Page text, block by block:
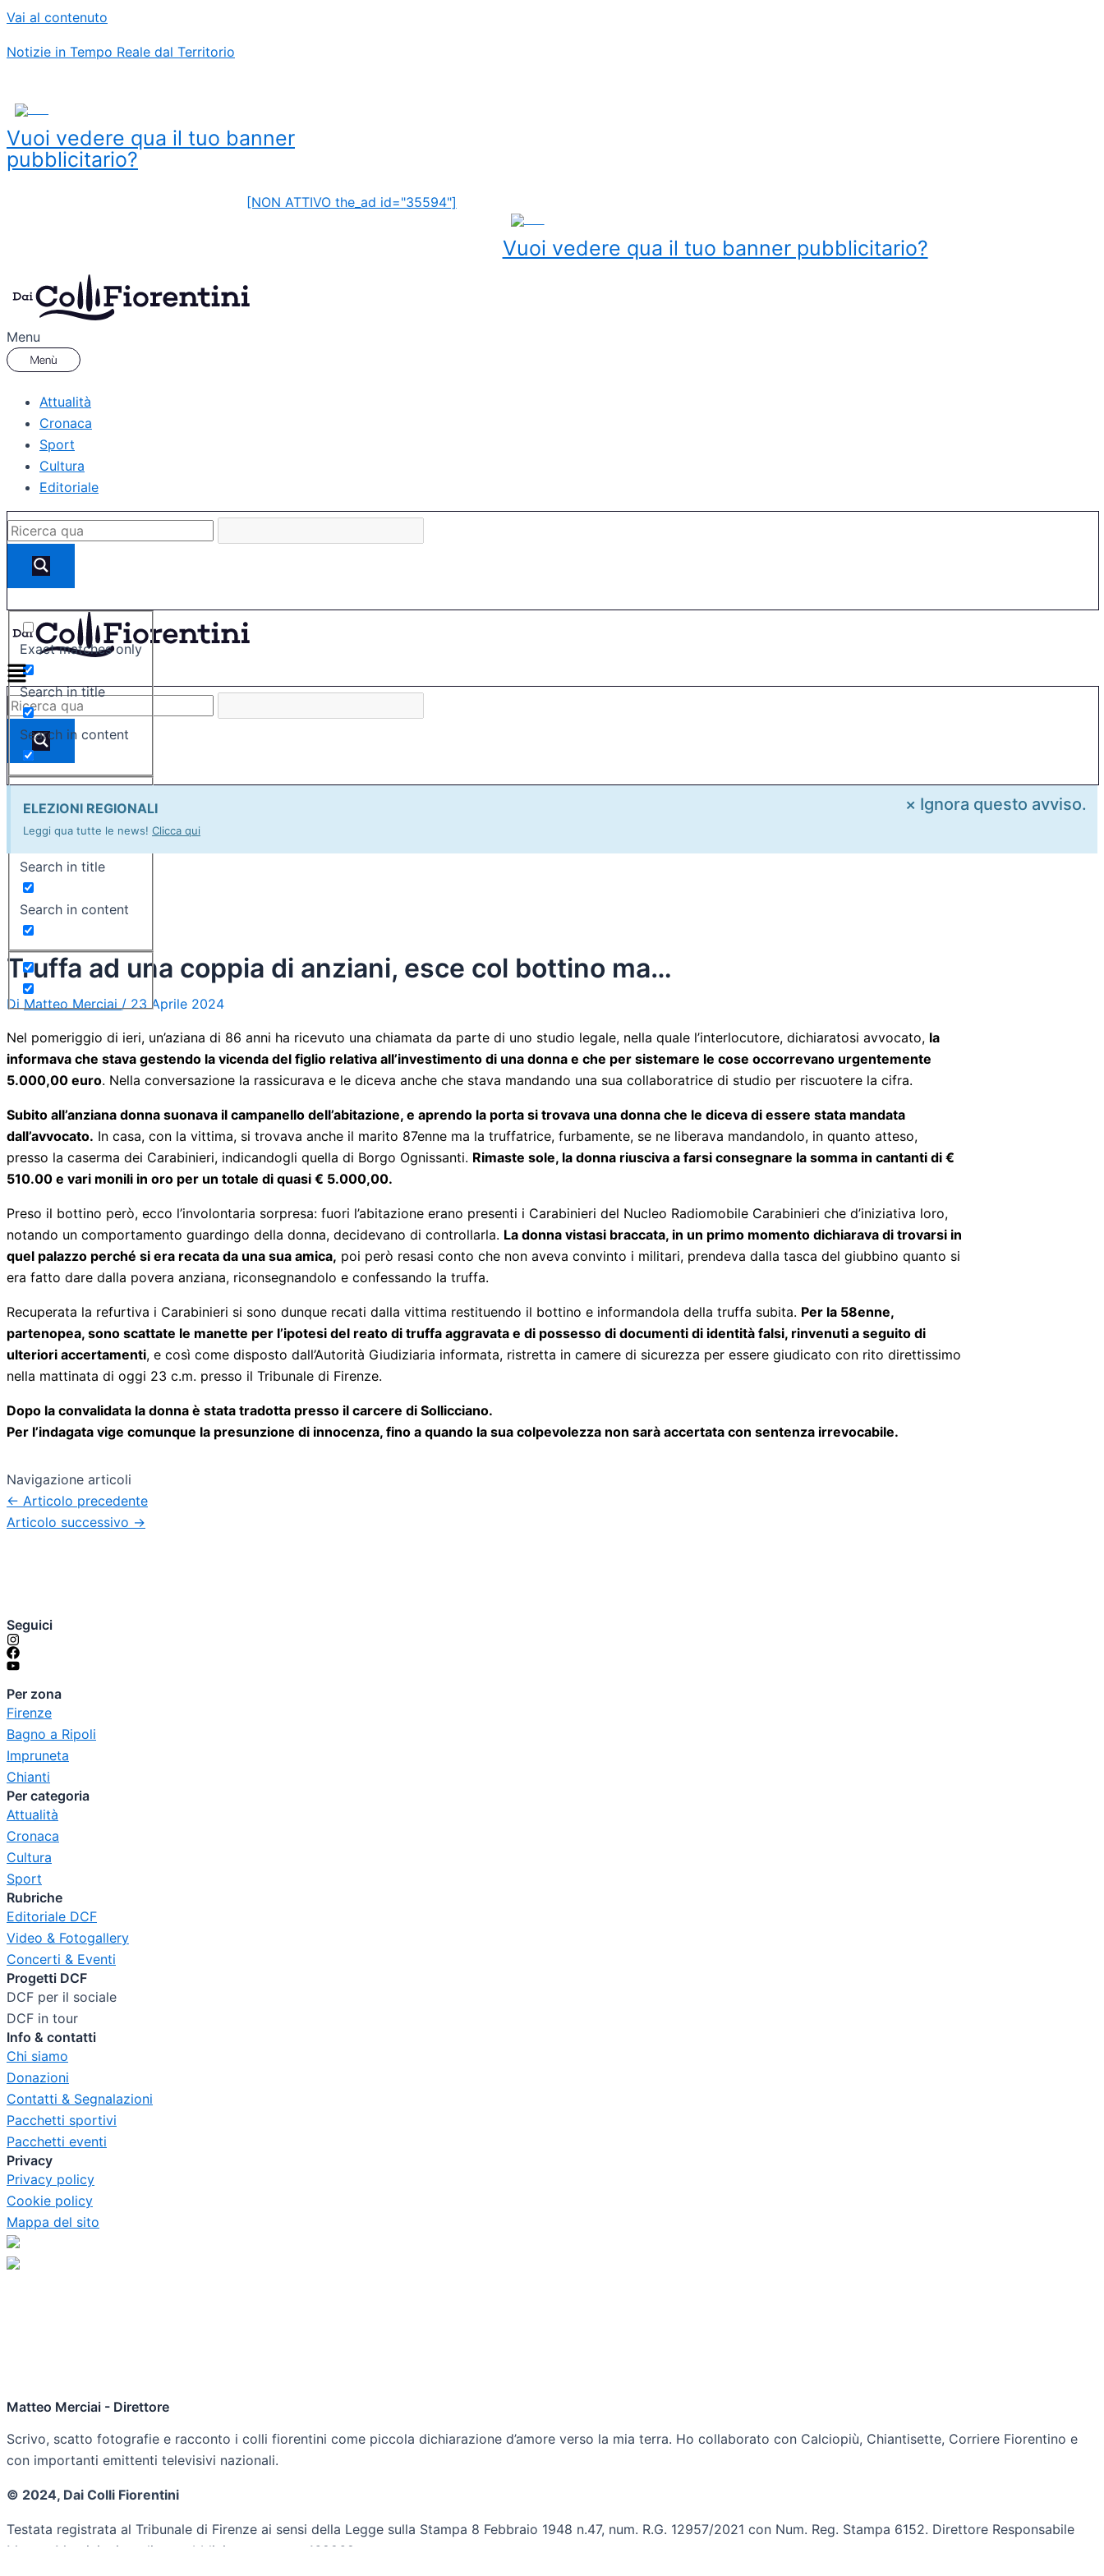
Vai al contenuto
Notizie in Tempo Reale dal Territorio
Vuoi vedere qua il tuo banner
pubblicitario?
[NON ATTIVO the_ad id="35594"]
ADS
Vuoi vedere qua il tuo banner pubblicitario?
Menu
Attualità
Cronaca
Sport
Cultura
Editoriale
Exact matches only
Search in title
Search in content
Exact matches only
Search in title
Search in content
ELEZIONI REGIONALI
Leggi qua tutte le news! Clicca qui
× Ignora questo avviso.
Truffa ad una coppia di anziani, esce col bottino ma…
DiMatteo Merciai/23 Aprile 2024
Nel pomeriggio di ieri, un’aziana di 86 anni ha ricevuto una chiamata da parte di uno studio legale, nella quale l’interlocutore, dichiaratosi avvocato, la
informava che stava gestendo la vicenda del figlio relativa all’investimento di una donna e che per sistemare le cose occorrevano urgentemente
5.000,00 euro. Nella conversazione la rassicurava e le diceva anche che stava mandando una sua collaboratrice di studio per riscuotere la cifra.
Subito all’anziana donna suonava il campanello dell’abitazione, e aprendo la porta si trovava una donna che le diceva di essere stata mandata
dall’avvocato. In casa, con la vittima, si trovava anche il marito 87enne ma la truffatrice, furbamente, se ne liberava mandandolo, in quanto atteso,
presso la caserma dei Carabinieri, indicandogli quella di Borgo Ognissanti. Rimaste sole, la donna riusciva a farsi consegnare la somma in cantanti di €
510.00 e vari monili in oro per un totale di quasi € 5.000,00.
Preso il bottino però, ecco l’involontaria sorpresa: fuori l’abitazione erano presenti i Carabinieri del Nucleo Radiomobile Carabinieri che d’iniziativa loro,
notando un comportamento guardingo della donna, decidevano di controllarla. La donna vistasi braccata, in un primo momento dichiarava di trovarsi in
quel palazzo perché si era recata da una sua amica, poi però resasi conto che non aveva convinto i militari, prendeva dalla tasca del giubbino quanto si
era fatto dare dalla povera anziana, riconsegnandolo e confessando la truffa.
Recuperata la refurtiva i Carabinieri si sono dunque recati dalla vittima restituendo il bottino e informandola della truffa subita. Per la 58enne,
partenopea, sono scattate le manette per l’ipotesi del reato di truffa aggravata e di possesso di documenti di identità falsi, rinvenuti a seguito di
ulteriori accertamenti, e così come disposto dall’Autorità Giudiziaria informata, ristretta in camere di sicurezza per essere giudicato con rito direttissimo
nella mattinata di oggi 23 c.m. presso il Tribunale di Firenze.
Dopo la convalidata la donna è stata tradotta presso il carcere di Sollicciano.
Per l’indagata vige comunque la presunzione di innocenza, fino a quando la sua colpevolezza non sarà accertata con sentenza irrevocabile.
Navigazione articoli
← Articolo precedente
Articolo successivo →
Seguici
Per zona
Firenze
Bagno a Ripoli
Impruneta
Chianti
Per categoria
Attualità
Cronaca
Cultura
Sport
Rubriche
Editoriale DCF
Video & Fotogallery
Concerti & Eventi
Progetti DCF
DCF per il sociale
DCF in tour
Info & contatti
Chi siamo
Donazioni
Contatti & Segnalazioni
Pacchetti sportivi
Pacchetti eventi
Privacy
Privacy policy
Cookie policy
Mappa del sito
Matteo Merciai - Direttore
Scrivo, scatto fotografie e racconto i colli fiorentini come piccola dichiarazione d’amore verso la mia terra. Ho collaborato con Calciopiù, Chiantisette, Corriere Fiorentino e
con importanti emittenti televisivi nazionali.
© 2024, Dai Colli Fiorentini
Testata registrata al Tribunale di Firenze ai sensi della Legge sulla Stampa 8 Febbraio 1948 n.47, num. R.G. 12957/2021 con Num. Reg. Stampa 6152. Direttore Responsabile
Matteo Merciai, giornalista pubblicista tessera n.162969